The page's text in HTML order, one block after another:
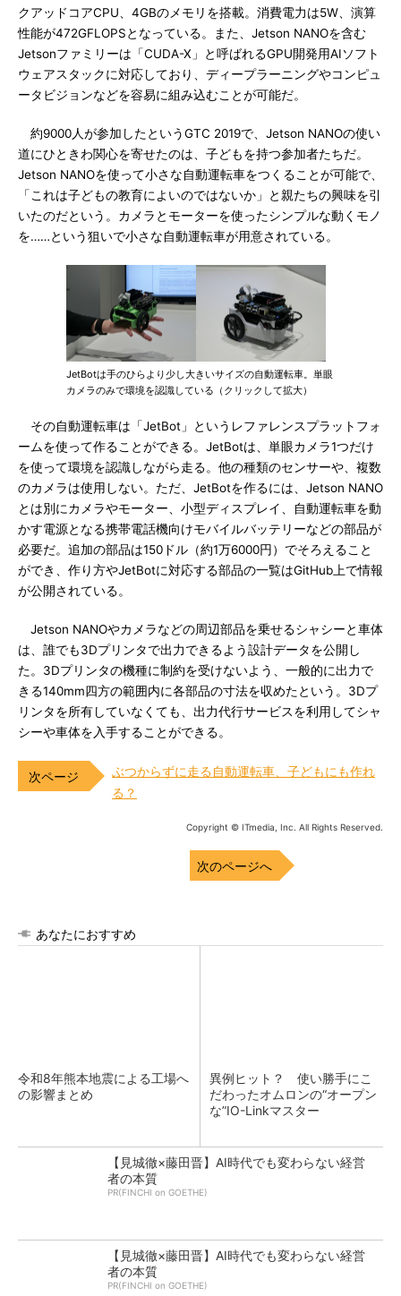
クアッドコアCPU、4GBのメモリを搭載。消費電力は5W、演算
性能が472GFLOPSとなっている。また、Jetson NANOを含む
Jetsonファミリーは「CUDA-X」と呼ばれるGPU開発用AIソフト
ウェアスタックに対応しており、ディープラーニングやコンピュ
ータビジョンなどを容易に組み込むことが可能だ。
約9000人が参加したというGTC 2019で、Jetson NANOの使い
道にひときわ関心を寄せたのは、子どもを持つ参加者たちだ。
Jetson NANOを使って小さな自動運転車をつくることが可能で、
「これは子どもの教育によいのではないか」と親たちの興味を引
いたのだという。カメラとモーターを使ったシンプルな動くモノ
を……という狙いで小さな自動運転車が用意されている。
JetBotは手のひらより少し大きいサイズの自動運転車。単眼
カメラのみで環境を認識している（クリックして拡大）
その自動運転車は「JetBot」というレファレンスプラットフォ
ームを使って作ることができる。JetBotは、単眼カメラ1つだけ
を使って環境を認識しながら走る。他の種類のセンサーや、複数
のカメラは使用しない。ただ、JetBotを作るには、Jetson NANO
とは別にカメラやモーター、小型ディスプレイ、自動運転車を動
かす電源となる携帯電話機向けモバイルバッテリーなどの部品が
必要だ。追加の部品は150ドル（約1万6000円）でそろえること
ができ、作り方やJetBotに対応する部品の一覧はGitHub上で情報
が公開されている。
Jetson NANOやカメラなどの周辺部品を乗せるシャシーと車体
は、誰でも3Dプリンタで出力できるよう設計データを公開し
た。3Dプリンタの機種に制約を受けないよう、一般的に出力で
きる140mm四方の範囲内に各部品の寸法を収めたという。3Dプ
リンタを所有していなくても、出力代行サービスを利用してシャ
シーや車体を入手することができる。
ぶつからずに走る自動運転車、子どもにも作れ
る？
Copyright © ITmedia, Inc. All Rights Reserved.
次のページへ
あなたにおすすめ
令和8年熊本地震による工場へ
の影響まとめ
異例ヒット？ 使い勝手にこ
だわったオムロンの“オープン
な”IO-Linkマスター
【見城徹×藤田晋】AI時代でも変わらない経営
者の本質
PR(FINCHI on GOETHE)
【見城徹×藤田晋】AI時代でも変わらない経営
者の本質
PR(FINCHI on GOETHE)